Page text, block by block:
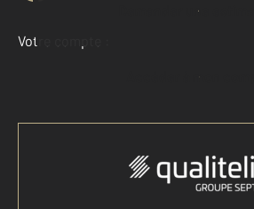
Demander une
Votre compte :
Accéder à mon